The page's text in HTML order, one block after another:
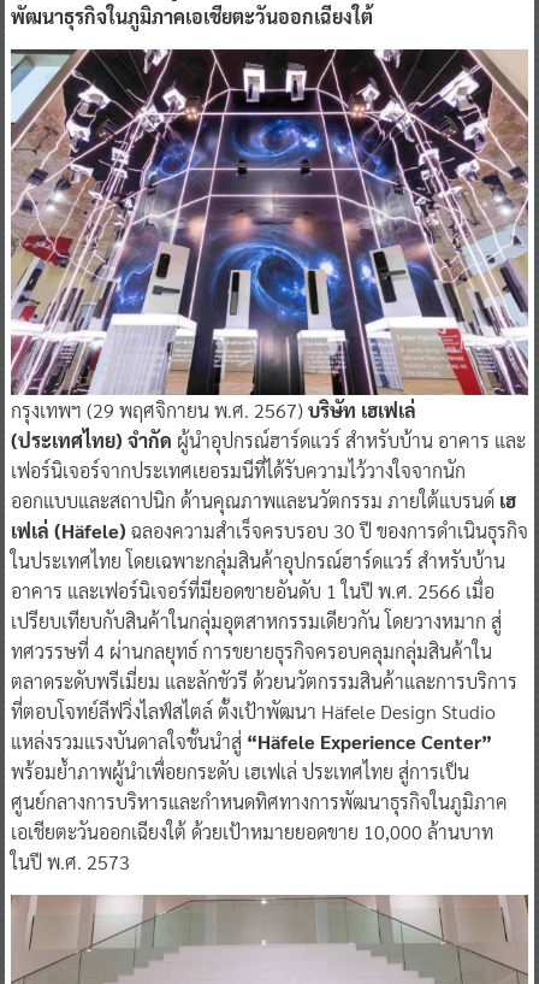
พัฒนาธุรกิจในภูมิภาคเอเชียตะวันออกเฉียงใต้
กรุงเทพฯ (29 พฤศจิกายน พ.ศ. 2567)บริษัท เฮเฟเล่
(ประเทศไทย) จำกัด ผู้นำอุปกรณ์ฮาร์ดแวร์ สำหรับบ้าน อาคาร และ
เฟอร์นิเจอร์จากประเทศเยอรมนีที่ได้รับความไว้วางใจจากนัก
ออกแบบและสถาปนิก ด้านคุณภาพและนวัตกรรม ภายใต้แบรนด์ เฮ
เฟเล่ (Häfele) ฉลองความสำเร็จครบรอบ 30 ปี ของการดำเนินธุรกิจ
ในประเทศไทย โดยเฉพาะกลุ่มสินค้าอุปกรณ์ฮาร์ดแวร์ สำหรับบ้าน
อาคาร และเฟอร์นิเจอร์ที่มียอดขายอันดับ 1 ในปี พ.ศ. 2566 เมื่อ
เปรียบเทียบกับสินค้าในกลุ่มอุตสาหกรรมเดียวกัน โดยวางหมาก สู่
ทศวรรษที่ 4 ผ่านกลยุทธ์ การขยายธุรกิจครอบคลุมกลุ่มสินค้าใน
ตลาดระดับพรีเมี่ยม และลักชัวรี ด้วยนวัตกรรมสินค้าและการบริการ
ที่ตอบโจทย์ลีฟวิ่งไลฟ์สไตล์ ตั้งเป้าพัฒนา Häfele Design Studio
แหล่งรวมแรงบันดาลใจชั้นนำสู่ “Häfele Experience Center”
พร้อมย้ำภาพผู้นำเพื่อยกระดับ เฮเฟเล่ ประเทศไทย สู่การเป็น
ศูนย์กลางการบริหารและกำหนดทิศทางการพัฒนาธุรกิจในภูมิภาค
เอเชียตะวันออกเฉียงใต้ ด้วยเป้าหมายยอดขาย 10,000 ล้านบาท
ในปี พ.ศ. 2573